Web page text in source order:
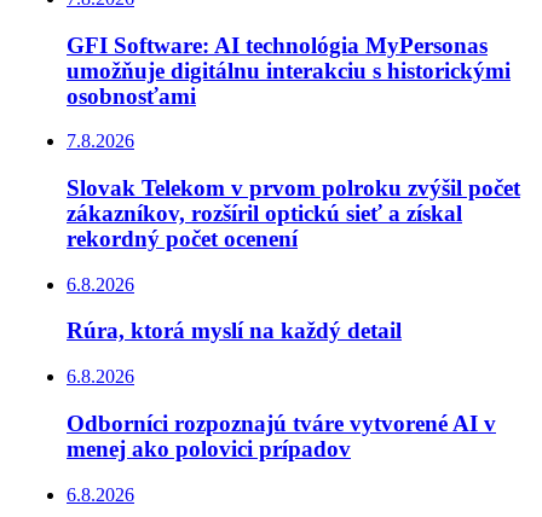
GFI Software: AI technológia MyPersonas
umožňuje digitálnu interakciu s historickými
osobnosťami
7.8.2026
Slovak Telekom v prvom polroku zvýšil počet
zákazníkov, rozšíril optickú sieť a získal
rekordný počet ocenení
6.8.2026
Rúra, ktorá myslí na každý detail
6.8.2026
Odborníci rozpoznajú tváre vytvorené AI v
menej ako polovici prípadov
6.8.2026